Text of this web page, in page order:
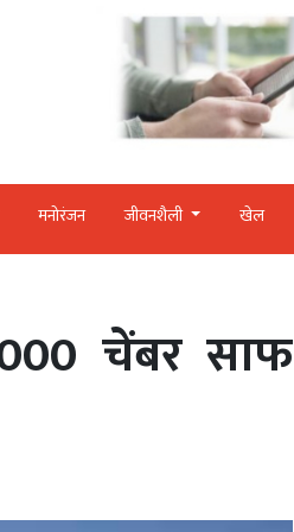
मनोरंजन जीवनशैली खेल
चेंबर साफ